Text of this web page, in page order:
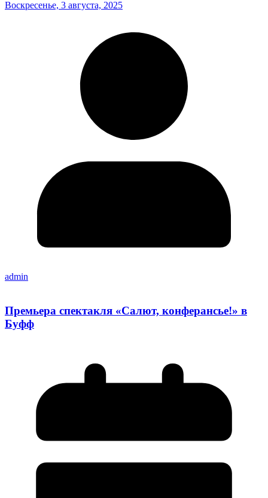
Воскресенье, 3 августа, 2025
admin
Премьера спектакля «Салют, конферансье!» в
Буфф